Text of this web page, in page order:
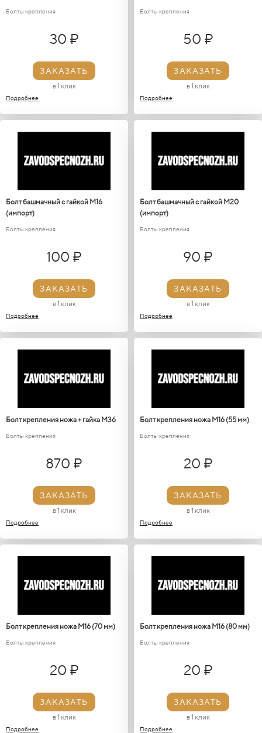
Болты крепления
30 ₽
ЗАКАЗАТЬ
в 1 клик
Подробнее
Болты крепления
50 ₽
ЗАКАЗАТЬ
в 1 клик
Подробнее
Болт башмачный с гайкой М16
(импорт)
Болты крепления
100 ₽
ЗАКАЗАТЬ
в 1 клик
Подробнее
Болт башмачный с гайкой М20
(импорт)
Болты крепления
90 ₽
ЗАКАЗАТЬ
в 1 клик
Подробнее
Болт крепления ножа + гайка М36
Болты крепления
870 ₽
ЗАКАЗАТЬ
в 1 клик
Подробнее
Болт крепления ножа М16 (55 мм)
Болты крепления
20 ₽
ЗАКАЗАТЬ
в 1 клик
Подробнее
Болт крепления ножа М16 (70 мм)
Болты крепления
20 ₽
ЗАКАЗАТЬ
в 1 клик
Подробнее
Болт крепления ножа М16 (80 мм)
Болты крепления
20 ₽
ЗАКАЗАТЬ
в 1 клик
Подробнее